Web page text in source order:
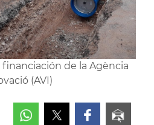
financiación de la Agència
(AVI)